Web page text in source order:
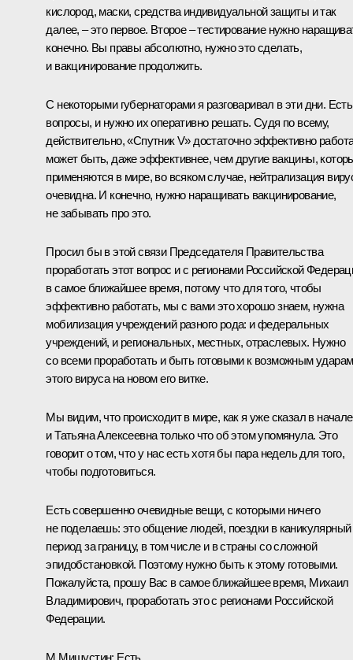
кислород, маски, средства индивидуальной защиты и так
далее, – это первое. Второе – тестирование нужно
конечно. Вы правы абсолютно, нужно это сделать,
и вакцинирование продолжить.
С некоторыми губернаторами я разговаривал в эти дни. Есть
вопросы, и нужно их оперативно решать. Судя по всему,
действительно, «Спутник V» достаточно эффективно
может быть, даже эффективнее, чем другие вакцины,
применяются в мире, во всяком случае, нейтрализация
очевидна. И конечно, нужно наращивать вакцинирование,
не забывать про это.
Просил бы в этой связи Председателя Правительства
проработать этот вопрос и с регионами Российской
в самое ближайшее время, потому что для того, чтобы
эффективно работать, мы с вами это хорошо знаем, нужна
мобилизация учреждений разного рода: и федеральных
учреждений, и региональных, местных, отраслевых. Нужно
со всеми проработать и быть готовыми к возможным ударам
этого вируса на новом его витке.
Мы видим, что происходит в мире, как я уже сказал в
и Татьяна Алексеевна только что об этом упомянула. Это
говорит о том, что у нас есть хотя бы пара недель для того,
чтобы подготовиться.
Есть совершенно очевидные вещи, с которыми ничего
не поделаешь: это общение людей, поездки в каникулярный
период за границу, в том числе и в страны со сложной
эпидобстановкой. Поэтому нужно быть к этому готовыми.
Пожалуйста, прошу Вас в самое ближайшее время, Михаил
Владимирович, проработать это с регионами Российской
Федерации.
М.Мишустин: Есть.